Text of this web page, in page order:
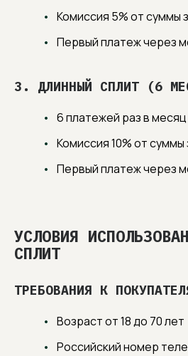
Комиссия 5% от суммы
Первый платеж через
3. ДЛИННЫЙ СПЛИТ (6
6 платежей раз в месяц
Комиссия 10% от суммы
Первый платеж через
УСЛОВИЯ
СПЛИТ
ТРЕБОВАНИЯ К
Возраст от 18 до 70 лет
Российский номер